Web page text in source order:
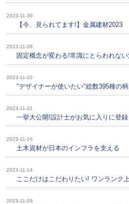
2023-11-30
【今、見られてます!】金属建材2023
2023-11-28
固定概念が変わる!常識にとらわれな
2023-11-22
"デザイナーが使いたい"総数395種の
2023-11-21
一挙大公開!設計士がお気に入りに登
2023-11-16
土木資材が日本のインフラを支える
2023-11-14
ここだけはこだわりたい! ワンランク
2023-11-09